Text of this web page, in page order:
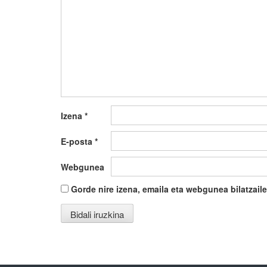
Izena *
E-posta *
Webgunea
Gorde nire izena, emaila eta webgunea